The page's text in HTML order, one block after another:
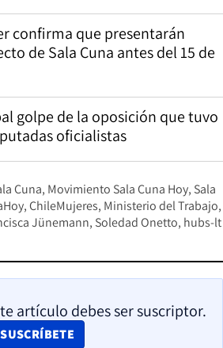
confirma que presentarán
de Sala Cuna antes del 15 de
golpe de la oposición que tuvo
oficialistas
Cuna Movimiento Sala Cuna Hoy Sala
ChileMujeres Ministerio del Trabajo
Jünemann Soledad Onetto hubs-lt
artículo debes ser suscriptor.
SUSCRÍBETE
OPENS IN NEW WINDOW